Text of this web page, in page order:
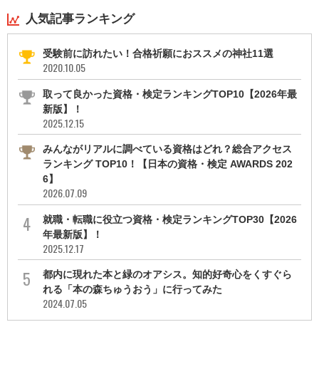
人気記事ランキング
受験前に訪れたい！合格祈願におススメの神社11選
2020.10.05
取って良かった資格・検定ランキングTOP10【2026年最
新版】！
2025.12.15
みんながリアルに調べている資格はどれ？総合アクセス
ランキング TOP10！【日本の資格・検定 AWARDS 202
6】
2026.07.09
就職・転職に役立つ資格・検定ランキングTOP30【2026
年最新版】！
2025.12.17
都内に現れた本と緑のオアシス。知的好奇心をくすぐら
れる「本の森ちゅうおう」に行ってみた
2024.07.05